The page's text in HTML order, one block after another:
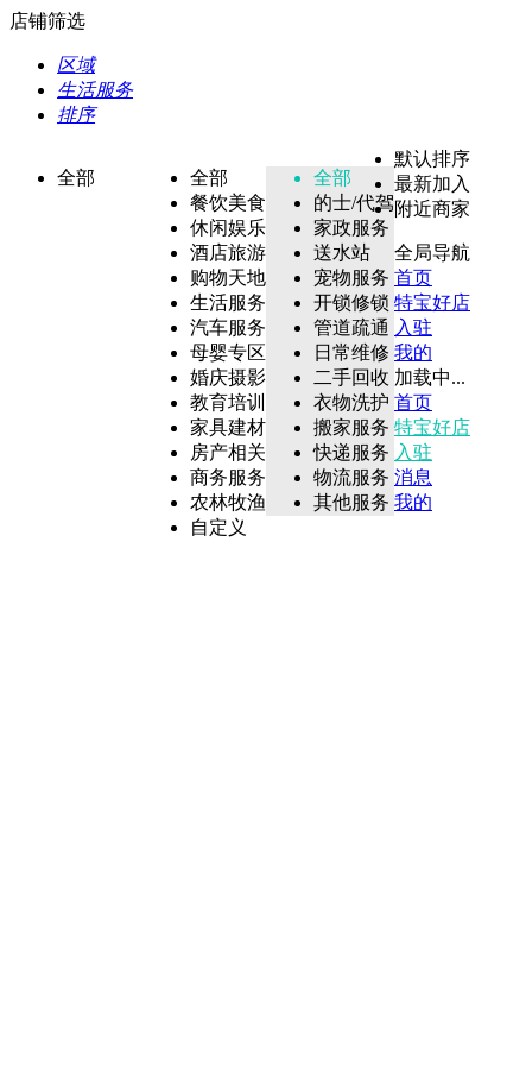
店铺筛选
区域
生活服务
排序
全部
全部
餐饮美食
休闲娱乐
酒店旅游
购物天地
生活服务
汽车服务
母婴专区
婚庆摄影
教育培训
家具建材
房产相关
商务服务
农林牧渔
自定义
全部
的士/代驾
家政服务
送水站
宠物服务
开锁修锁
管道疏通
日常维修
二手回收
衣物洗护
搬家服务
快递服务
物流服务
其他服务
默认排序
最新加入
附近商家
全局导航
首页
特宝好店
入驻
我的
加载中...
首页
特宝好店
入驻
消息
我的